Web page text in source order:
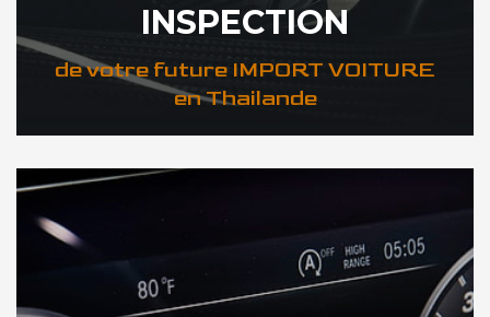
INSPECTION
de votre future IMPORT VOITURE
en Thailande
DÉCOUVREZ VOTRE INSPECTION AUTO en Thailande